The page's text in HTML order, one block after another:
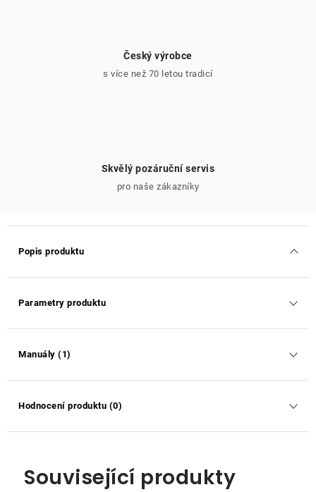
Český výrobce
s více než 70 letou tradicí
Skvělý pozáruční servis
pro naše zákazníky
Popis produktu
Parametry produktu
Manuály (1)
Hodnocení produktu (0)
Související produkty